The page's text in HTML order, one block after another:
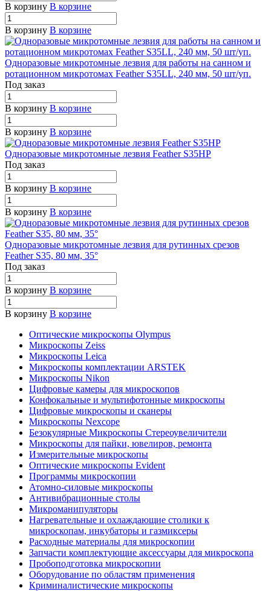
В корзину В корзине
В корзину В корзине
Одноразовые микротомные лезвия для работы на санном и
ротационном микротомах Feather S35LL, 240 мм, 50 шт/уп.
Под заказ
В корзину В корзине
В корзину В корзине
Одноразовые микротомные лезвия Feather S35HP
Под заказ
В корзину В корзине
В корзину В корзине
Одноразовые микротомные лезвия для рутинных срезов
Feather S35, 80 мм, 35°
Под заказ
В корзину В корзине
В корзину В корзине
Оптические микроскопы Olympus
Микроскопы Zeiss
Микроскопы Leica
Микроскопы комплектации ARSTEK
Микроскопы Nikon
Цифровые камеры для микроскопов
Конфокальные и мультифотонные микроскопы
Цифровые микроскопы и сканеры
Микроскопы Nexcope
Безокулярные Микроскопы Стереоувеличители
Микроскопы для пайки, ювелиров, ремонта
Измерительные микроскопы
Оптические микроскопы Evident
Программы микроскопии
Атомно-силовые микроскопы
Антивибрационные столы
Микроманипуляторы
Нагревательные и охлаждающие столики к
микроскопам, инкубаторы и газмиксеры
Расходные материалы для микроскопии
Запчасти комплектующие аксессуары для микроскопа
Пробоподготовка микроскопии
Оборудование по областям применения
Криминалистические микроскопы